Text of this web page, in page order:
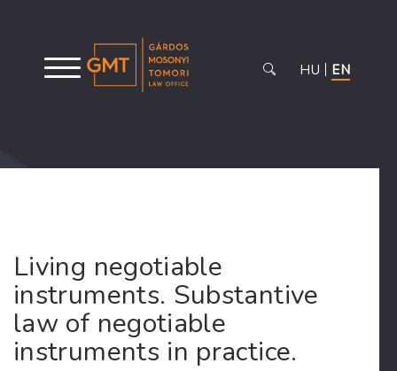
HU EN
Living negotiable
instruments. Substantive
law of negotiable
instruments in practice.